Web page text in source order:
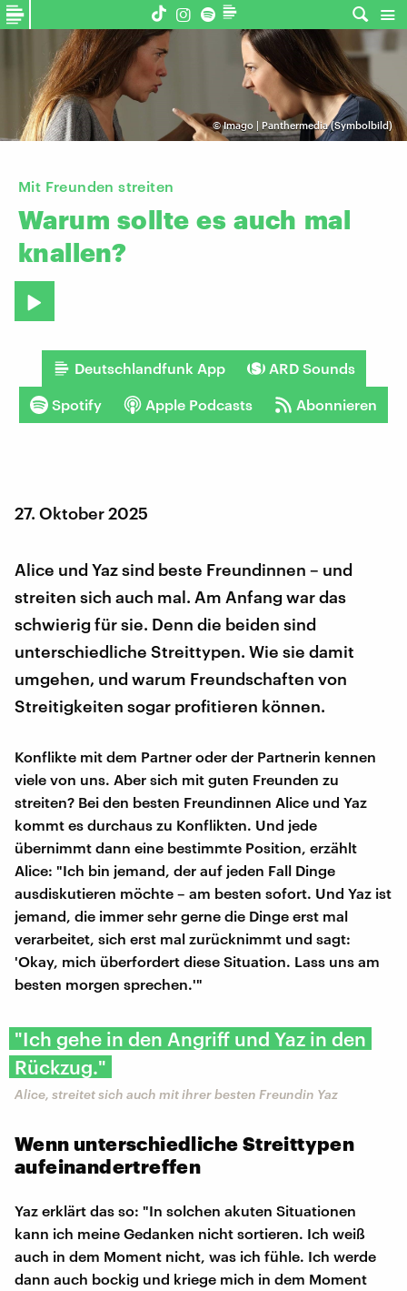
©Imago | Panthermedia (Symbolbild)
Mit Freunden streiten
Warum sollte es auch mal
knallen?
Deutschlandfunk App ARD Sounds
Spotify Apple Podcasts Abonnieren
27. Oktober 2025
Alice und Yaz sind beste Freundinnen – und
streiten sich auch mal. Am Anfang war das
schwierig für sie. Denn die beiden sind
unterschiedliche Streittypen. Wie sie damit
umgehen, und warum Freundschaften von
Streitigkeiten sogar profitieren können.
Konflikte mit dem Partner oder der Partnerin kennen
viele von uns. Aber sich mit guten Freunden zu
streiten? Bei den besten Freundinnen Alice und Yaz
kommt es durchaus zu Konflikten. Und jede
übernimmt dann eine bestimmte Position, erzählt
Alice: "Ich bin jemand, der auf jeden Fall Dinge
ausdiskutieren möchte – am besten sofort. Und Yaz ist
jemand, die immer sehr gerne die Dinge erst mal
verarbeitet, sich erst mal zurücknimmt und sagt:
'Okay, mich überfordert diese Situation. Lass uns am
besten morgen sprechen.'"
" Ich gehe in den Angriff und Yaz in den
Rückzug."
Alice, streitet sich auch mit ihrer besten Freundin Yaz
Wenn unterschiedliche Streittypen
aufeinandertreffen
Yaz erklärt das so: "In solchen akuten Situationen
kann ich meine Gedanken nicht sortieren. Ich weiß
auch in dem Moment nicht, was ich fühle. Ich werde
dann auch bockig und kriege mich in dem Moment